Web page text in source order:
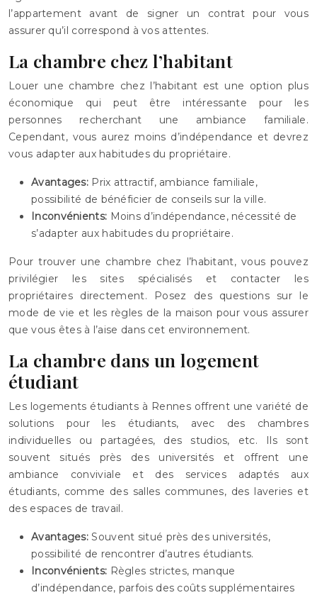
l’appartement avant de signer un contrat pour vous
assurer qu’il correspond à vos attentes.
La chambre chez l’habitant
Louer une chambre chez l’habitant est une option plus
économique qui peut être intéressante pour les
personnes recherchant une ambiance familiale.
Cependant, vous aurez moins d’indépendance et devrez
vous adapter aux habitudes du propriétaire.
Avantages: Prix attractif, ambiance familiale,
possibilité de bénéficier de conseils sur la ville.
Inconvénients: Moins d’indépendance, nécessité de
s’adapter aux habitudes du propriétaire.
Pour trouver une chambre chez l’habitant, vous pouvez
privilégier les sites spécialisés et contacter les
propriétaires directement. Posez des questions sur le
mode de vie et les règles de la maison pour vous assurer
que vous êtes à l’aise dans cet environnement.
La chambre dans un logement
étudiant
Les logements étudiants à Rennes offrent une variété de
solutions pour les étudiants, avec des chambres
individuelles ou partagées, des studios, etc. Ils sont
souvent situés près des universités et offrent une
ambiance conviviale et des services adaptés aux
étudiants, comme des salles communes, des laveries et
des espaces de travail.
Avantages:Souvent situé près des universités,
possibilité de rencontrer d’autres étudiants.
Inconvénients: Règles strictes, manque
d’indépendance, parfois des coûts supplémentaires